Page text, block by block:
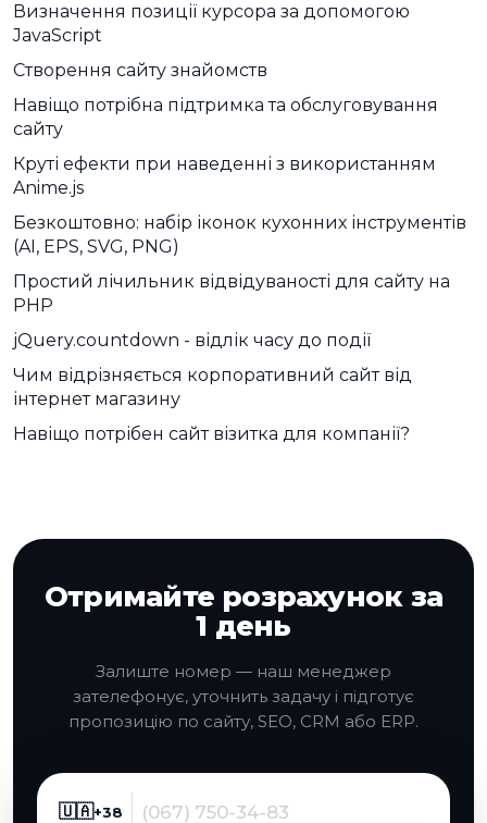
Визначення позиції курсора за допомогою
JavaScript
Створення сайту знайомств
Навіщо потрібна підтримка та обслуговування
сайту
Круті ефекти при наведенні з використанням
Anime.js
Безкоштовно: набір іконок кухонних інструментів
(AI, EPS, SVG, PNG)
Простий лічильник відвідуваності для сайту на
PHP
jQuery.countdown - відлік часу до події
Чим відрізняється корпоративний сайт від
інтернет магазину
Навіщо потрібен сайт візитка для компанії?
Отримайте розрахунок за
1 день
Залиште номер — наш менеджер
зателефонує, уточнить задачу і підготує
пропозицію по сайту, SEO, CRM або ERP.
🇺🇦+38